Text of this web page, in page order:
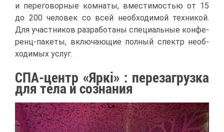
и пе­ре­го­вор­ные ком­на­ты, вме­сти­мо­стью от 15
до 200 че­ло­век со всей необ­хо­ди­мой тех­ни­кой.
Для участ­ни­ков раз­ра­бо­та­ны спе­ци­аль­ные кон­фе­
ренц-па­ке­ты, вклю­ча­ю­щие пол­ный спектр необ­
хо­ди­мых услуг.
СПА-центр «Яркі» : пе­ре­за­груз­ка
для те­ла и со­зна­ния